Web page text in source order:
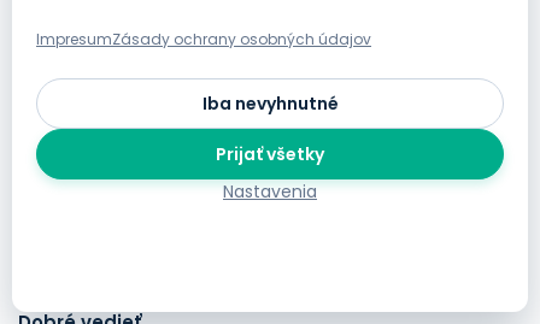
Spojte sa s nami
Telefónna zákanícka linka
+43 732 350023
ImpresumZásady ochrany osobných údajov
Nastavenia
Iba nevyhnutné
Prijať všetky